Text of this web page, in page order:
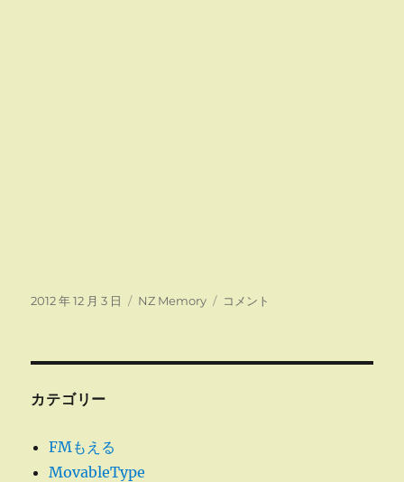
投
2012 年 12 月 3 日
カ
NZ Memory
な
コメント
カテゴリー
FMもえる
MovableType